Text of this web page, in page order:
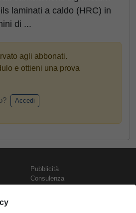
laminati a caldo (HRC) in
di ...
agli abbonati.
e ottieni una prova
Accedi
Pubblicità
Consulenza